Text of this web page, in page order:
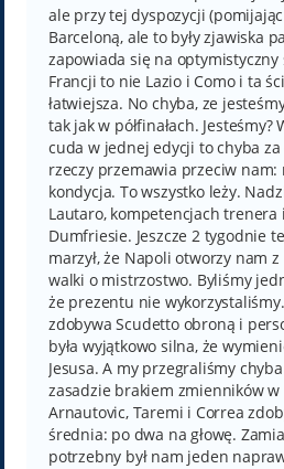
ale przy tej dyspozycji
Barceloną, ale to były zjawiska
zapowiada się na
Francji to nie Lazio i Como i ta
łatwiejsza. No chyba, ze
tak jak w półfinałach. Jesteśmy?
cuda w jednej edycji to chyba za
rzeczy przemawia przeciw
kondycja. To wszystko leży.
Lautaro, kompetencjach trenera
Dumfriesie. Jeszcze 2 tygodnie
marzył, że Napoli otworzy nam
walki o mistrzostwo. Byliśmy
że prezentu nie
zdobywa Scudetto obroną i
była wyjątkowo silna, że
Jesusa. A my przegraliśmy
zasadzie brakiem zmienników
Arnautovic, Taremi i Correa
średnia: po dwa na głowę.
potrzebny był nam jeden